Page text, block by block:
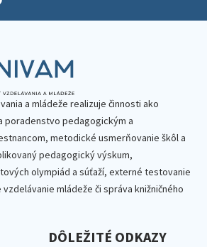
a mládeže realizuje činnosti ako
poradenstvo pedagogickým a
metodické usmerňovanie škôl a
pedagogický výskum,
olympiád a súťaží, externé testovanie
mládeže či správa knižničného
DÔLEŽITÉ ODKAZY